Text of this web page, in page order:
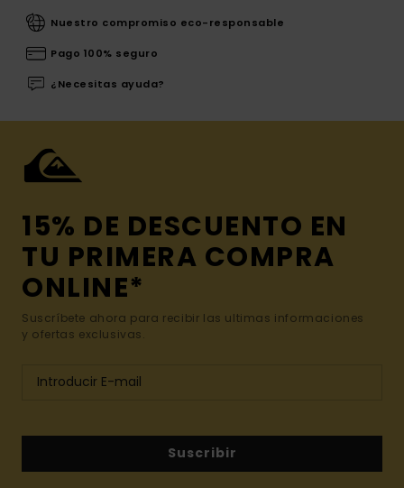
Nuestro compromiso eco-responsable
Pago 100% seguro
¿Necesitas ayuda?
15% DE DESCUENTO EN
TU PRIMERA COMPRA
ONLINE*
Suscríbete ahora para recibir las ultimas informaciones
y ofertas exclusivas.
Suscribir